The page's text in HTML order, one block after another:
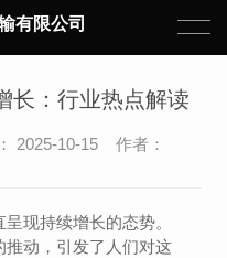
有限公司
长：行业热点解读
2025-10-15 作者：
现持续增长的态势。
推动，引发了人们对这